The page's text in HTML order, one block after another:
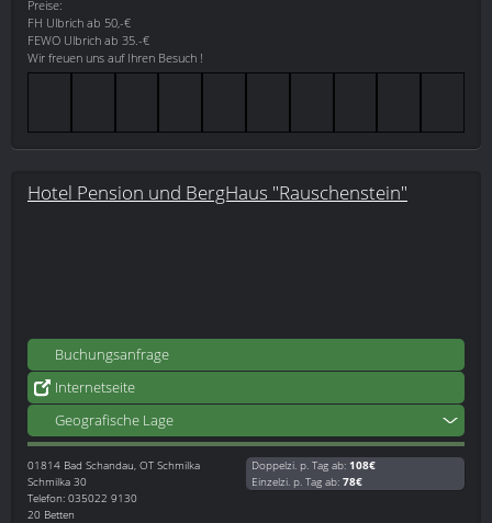
Preise:
FH Ulbrich ab 50,-€
FEWO Ulbrich ab 35.-€
Wir freuen uns auf Ihren Besuch !
Hotel Pension und BergHaus "Rauschenstein"
Buchungsanfrage
Internetseite
Geografische Lage
01814 Bad Schandau, OT Schmilka
Schmilka 30
Telefon: 035022 9130
20 Betten
Doppelzi. p. Tag ab: 108€
Einzelzi. p. Tag ab: 78€